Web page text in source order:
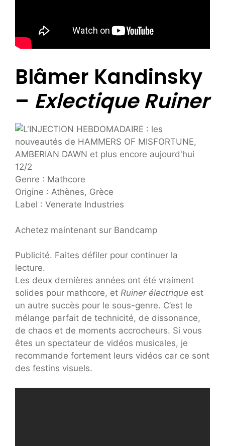
Blâmer Kandinsky
– Exlectique Ruiner
Genre : Mathcore
Origine : Athènes, Grèce
Label : Venerate Industries
Achetez maintenant sur Bandcamp
Publicité. Faites défiler pour continuer la
lecture.
Les deux dernières années ont été vraiment
solides pour mathcore, et Ruiner électrique est
un autre succès pour le sous-genre. C’est le
mélange parfait de technicité, de dissonance,
de chaos et de moments accrocheurs. Si vous
êtes un spectateur de vidéos musicales, je
recommande fortement leurs vidéos car ce sont
des festins visuels.